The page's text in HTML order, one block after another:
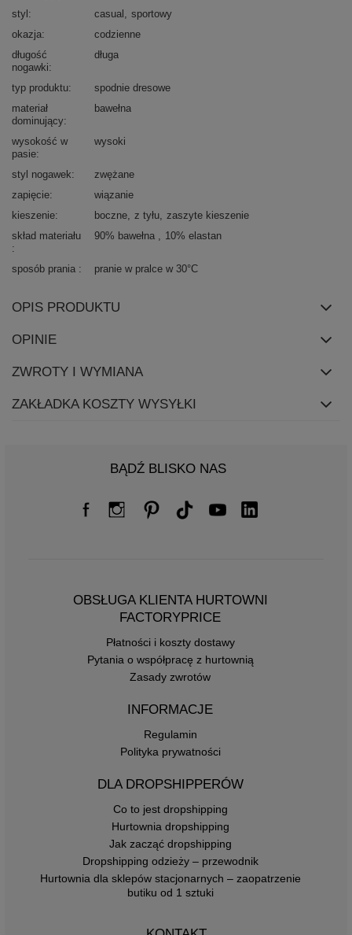
styl casual
sportowy
okazja
codzienne
długość
nogawki
długa
typ produktu
spodnie dresowe
materiał
dominujący
bawełna
wysokość w
pasie
wysoki
styl nogawek
zwężane
zapięcie
wiązanie
kieszenie
boczne z tyłu
zaszyte kieszenie
skład materiału
90% bawełna 10% elastan
sposób prania pranie w pralce w 30°C
OPIS PRODUKTU
OPINIE
ZWROTY I WYMIANA
ZAKŁADKA KOSZTY WYSYŁKI
BĄDŹ BLISKO NAS
OBSŁUGA KLIENTA HURTOWNI
FACTORYPRICE
Płatności i koszty dostawy
Pytania o współpracę z hurtownią
Zasady zwrotów
INFORMACJE
Regulamin
Polityka prywatności
DLA DROPSHIPPERÓW
Co to jest dropshipping
Hurtownia dropshipping
Jak zacząć dropshipping
Dropshipping odzieży – przewodnik
Hurtownia dla sklepów stacjonarnych – zaopatrzenie
butiku od 1 sztuki